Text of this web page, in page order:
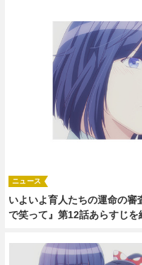
ゲーム・アプリ
映画
グッズ
声優
舞台
特集一覧
インタビュー
ラキりす
連載マンガ
連載マンガ一覧
番組・動画
番組・動画一覧
動画
連載・ブログ
連載・ブログ一覧
編集部ブログ・お知らせ
いよいよ育人たちの運命の
で笑って』第12話あらすじを
ニュース